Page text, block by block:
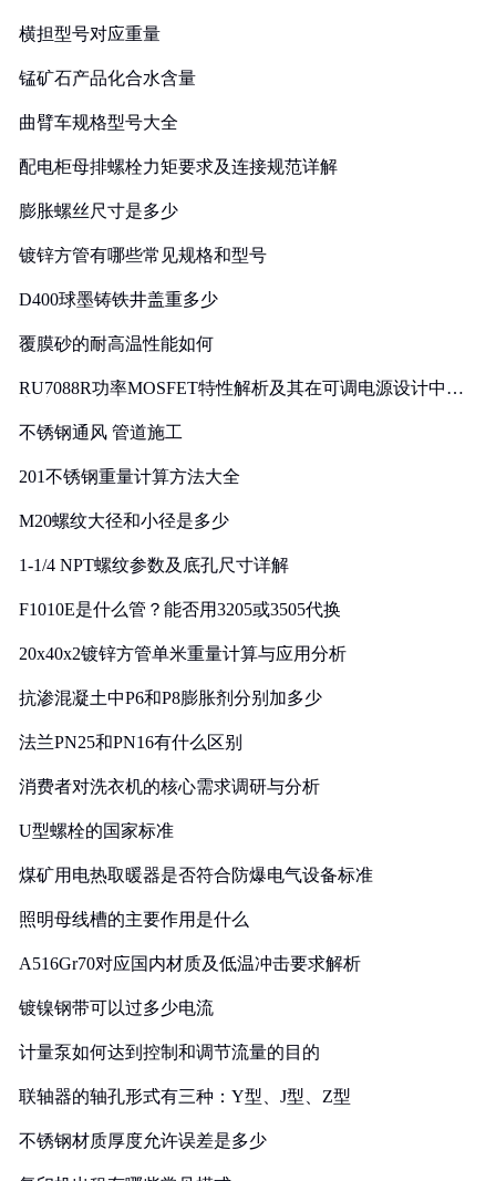
横担型号对应重量
锰矿石产品化合水含量
曲臂车规格型号大全
配电柜母排螺栓力矩要求及连接规范详解
膨胀螺丝尺寸是多少
镀锌方管有哪些常见规格和型号
D400球墨铸铁井盖重多少
覆膜砂的耐高温性能如何
RU7088R功率MOSFET特性解析及其在可调电源设计中的
不锈钢通风 管道施工
201不锈钢重量计算方法大全
M20螺纹大径和小径是多少
1-1/4 NPT螺纹参数及底孔尺寸详解
F1010E是什么管？能否用3205或3505代换
20x40x2镀锌方管单米重量计算与应用分析
抗渗混凝土中P6和P8膨胀剂分别加多少
法兰PN25和PN16有什么区别
消费者对洗衣机的核心需求调研与分析
U型螺栓的国家标准
煤矿用电热取暖器是否符合防爆电气设备标准
照明母线槽的主要作用是什么
A516Gr70对应国内材质及低温冲击要求解析
镀镍钢带可以过多少电流
计量泵如何达到控制和调节流量的目的
联轴器的轴孔形式有三种：Y型、J型、Z型
不锈钢材质厚度允许误差是多少